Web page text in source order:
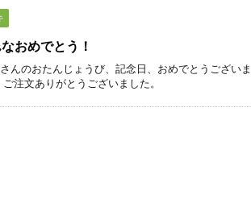
おめでとう！
んのおたんじょうび、記念日、おめでとうござい
注文ありがとうございました。